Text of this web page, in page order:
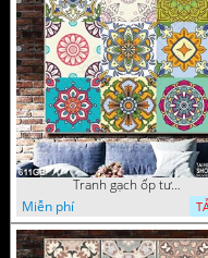
Tranh gạch ốp tường in uv họa tiết hoa xanh
Miễn phí